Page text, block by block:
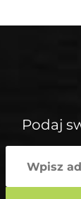
Podaj